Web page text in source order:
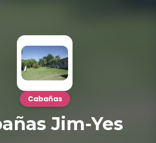
Cabañas
Jim-Yes